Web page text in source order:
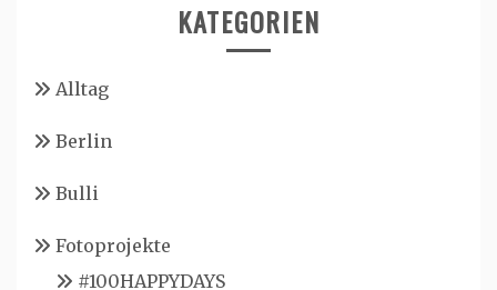
KATEGORIEN
Alltag
Berlin
Bulli
Fotoprojekte
#100HAPPYDAYS